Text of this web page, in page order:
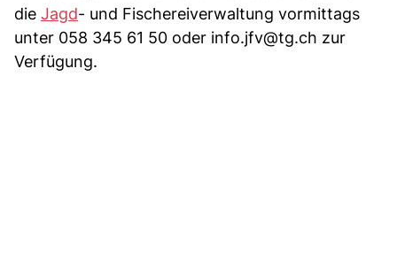
die Jagd- und Fischereiverwaltung vormittags
unter 058 345 61 50 oder info.jfv@tg.ch zur
Verfügung.